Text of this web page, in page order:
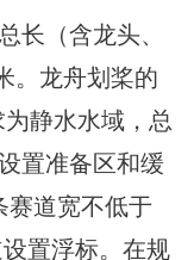
（含龙头、
。龙舟划桨的
静水水域，总
置准备区和缓
赛道宽不低于
置浮标。在规